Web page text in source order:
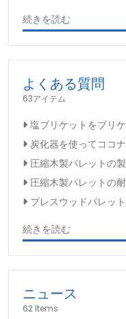
続きを読む
よくある質問
63アイテム
塩ブリケットをブリ
炭化器を使ってココ
圧縮木製パレットの
圧縮木製パレットの
プレスウッドパレッ
続きを読む
ニュース
62 Items